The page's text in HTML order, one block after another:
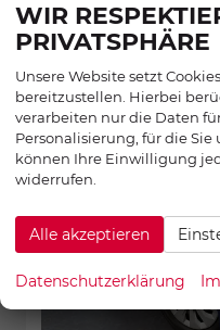
SKODA FABIA
Monte Carlo 1.0
2027 *VOLL-
WIR
PRIVATSPHÄRE
Unsere Website setzt
bereitzustellen. Hierbei
verarbeiten nur die Daten
Personalisierung, für die Sie
können Ihre Einwilligung
widerrufen.
Alle akzeptieren
Datenschutzerklärung